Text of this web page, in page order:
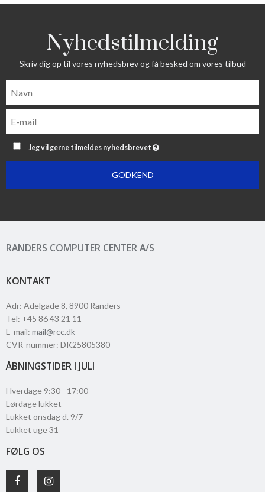
Nyhedstilmelding
Skriv dig op til vores nyhedsbrev og få besked om vores tilbud
Jeg vil gerne tilmeldes nyhedsbrevet
GODKEND
RANDERS COMPUTER CENTER A/S
KONTAKT
Adr: Adelgade 8, 8900 Randers
Tel: +45 86 43 21 11
E-mail: mail@rcc.dk
CVR-nummer: DK25805380
ÅBNINGSTIDER I JULI
Hverdage 9:30 - 17:00
Lørdage lukket
Lukket onsdag d. 9/7
Lukket uge 31
FØLG OS